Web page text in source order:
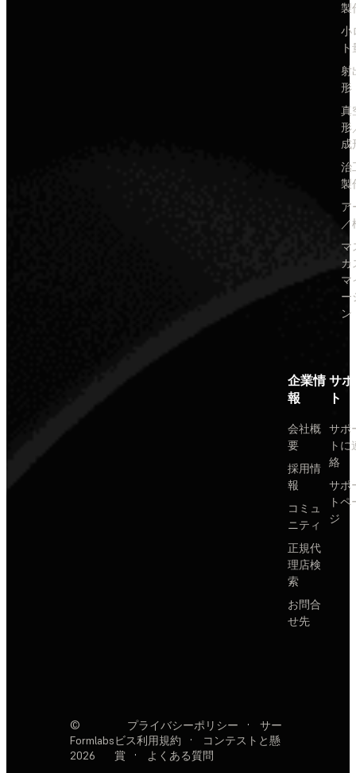
製
小
射
形
真
形
成
治
製
ア
／
マ
カ
マ
ー
ン
企業情
報
会社概
要
採用情
報
コミュ
ニティ
正規代
理店検
索
お問合
せ先
サ
ト
サポ
トに
絡
サポ
トペ
ジ
©
Formlabs
2026
プライバシーポリシー ·
サー
ビス利用規約
·
コンテストと懸
賞
· よくある質問